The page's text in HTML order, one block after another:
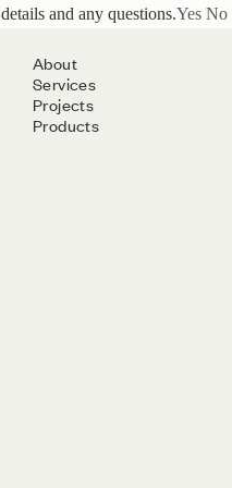
About
Services
Projects
Products
and any questions.Yes No